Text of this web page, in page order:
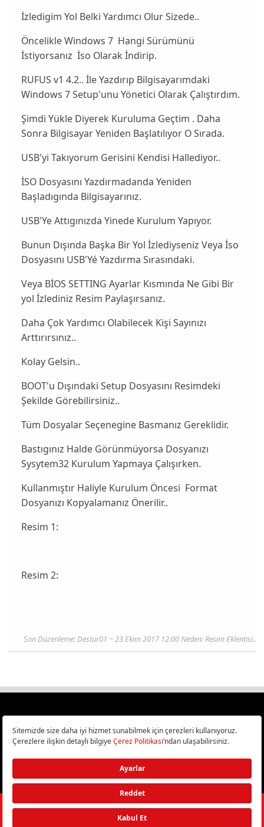
İzledigim Yol Belki Yardımcı Olur Sizede..
Öncelikle Windows 7 Hangi Sürümünü
İstiyorsanız İso Olarak İndirip.
RUFUS v1 4.2.. İle Yazdırıp Bilgisayarımdaki
Windows 7 Setup'unu Yönetici Olarak Çalıştırdım.
Şimdi Yükle Diyerek Kuruluma Geçtim . Daha
Sonra Bilgisayar Yeniden Başlatılıyor O Sırada.
USB'yi Takıyorum Gerisini Kendisi Hallediyor..
İSO Dosyasını Yazdırmadanda Yeniden
Başladıgında Bilgisayarınız.
USB'Ye Attıgınızda Yinede Kurulum Yapıyor.
Bunun Dışında Başka Bir Yol İzlediyseniz Veya İso
Dosyasını USB'Yé Yazdırma Sırasındaki.
Veya BİOS SETTING Ayarlar Kısmında Ne Gibi Bir
yol İzlediniz Resim Paylaşırsanız.
Daha Çok Yardımcı Olabilecek Kişi Sayınızı
Arttırırsınız..
Kolay Gelsin..
BOOT'u Dışındaki Setup Dosyasını Resimdeki
Şekilde Görebilirsiniz..
Tüm Dosyalar Seçenegine Basmanız Gereklidir.
Bastıgınız Halde Görünmüyorsa Dosyanızı
Sysytem32 Kurulum Yapmaya Çalışırken.
Kullanmıştır Haliyle Kurulum Öncesi Format
Dosyanızı Kopyalamanız Önerilir..
Resim 1:
Resim 2:
Son Düzenleme: Destur01 ~ 23 Ekim 2017 12:00 Neden: Resim Eklentisi..
Türkiye
Bilişim ve Teknoloji Haberleri CHIP Online’da!
©2026Doğan Burda Dergi Yayıncılık ve Pazarlama A.Ş./ Tüm hakları
saklıdır.